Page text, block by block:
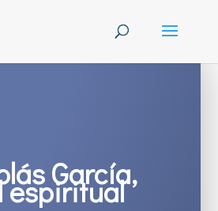
García,
espiritual